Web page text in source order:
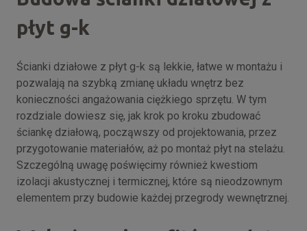
płyt g-k
Ścianki działowe z płyt g-k są lekkie, łatwe w montażu i
pozwalają na szybką zmianę układu wnętrz bez
konieczności angażowania ciężkiego sprzętu. W tym
rozdziale dowiesz się, jak krok po kroku zbudować
ściankę działową, począwszy od projektowania, przez
przygotowanie materiałów, aż po montaż płyt na stelażu.
Szczególną uwagę poświęcimy również kwestiom
izolacji akustycznej i termicznej, które są nieodzownym
elementem przy budowie każdej przegrody wewnętrznej.